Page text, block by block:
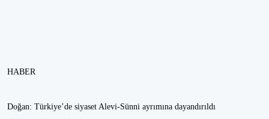
HABER
Doğan: Türkiye’de siyaset Alevi-Sünni ayrımına dayandırıldı